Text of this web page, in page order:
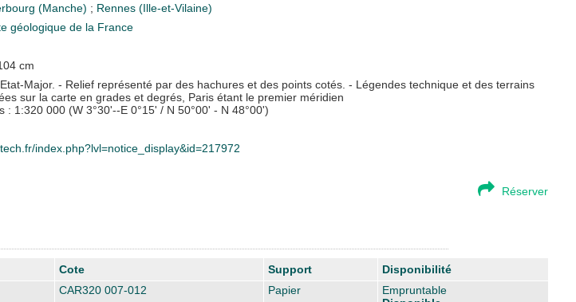
(Manche) ; Rennes (Ille-et-Vilaine)
géologique de la France
cm
Major. - Relief représenté par des hachures et des points cotés. - Légendes technique et des terrains
sur la carte en grades et degrés, Paris étant le premier méridien
: 1:320 000 (W 3°30'--E 0°15' / N 50°00' - N 48°00')
index.php?lvl=notice_display&id=217972
Réserver
Cote Support
Disponibilité
CAR320 007-012 Papier
Empruntable